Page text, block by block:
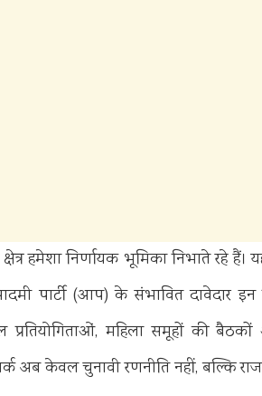
क्षेत्र हमेशा निर्णायक भूमिका निभाते रहे हैं।
पार्टी (आप) के संभावित दावेदार इन
प्रतियोगिताओं, महिला समूहों की
अब केवल चुनावी रणनीति नहीं, बल्कि